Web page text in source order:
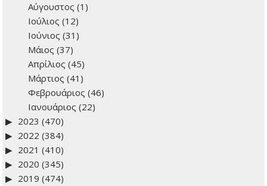
Αύγουστος (1)
Ιούλιος (12)
Ιούνιος (31)
Μάιος (37)
Απρίλιος (45)
Μάρτιος (41)
Φεβρουάριος (46)
Ιανουάριος (22)
2023 (470)
2022 (384)
2021 (410)
2020 (345)
2019 (474)